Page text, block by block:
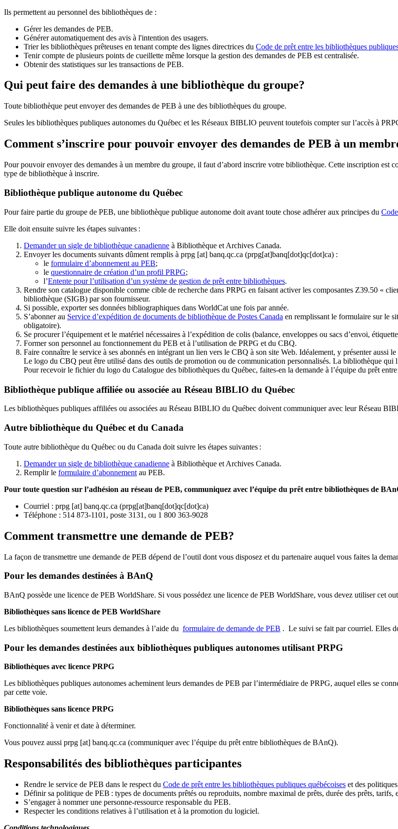
Ils permettent au personnel des bibliothèques de :
Gérer les demandes de PEB.
Générer automatiquement des avis à l'intention des usagers.
Trier les bibliothèques prêteuses en tenant compte des lignes directrices du Code de prêt entre les bibliothèques
Tenir compte de plusieurs points de cueillette même lorsque la gestion des demandes de PEB est centralisée.
Obtenir des statistiques sur les transactions de PEB.
Qui peut faire des demandes à une bibliothèque du groupe?
Toute bibliothèque peut envoyer des demandes de PEB à une des bibliothèques du groupe.
Seules les bibliothèques publiques autonomes du Québec et les Réseaux BIBLIO peuvent toutefois compter sur l’accès à
Comment s’inscrire pour pouvoir envoyer des demandes de PEB à un
Pour pouvoir envoyer des demandes à un membre du groupe, il faut d’abord inscrire votre bibliothèque. Cette inscription est
type de bibliothèque à inscrire.
Bibliothèque publique autonome du Québec
Pour faire partie du groupe de PEB, une bibliothèque publique autonome doit avant toute chose adhérer aux principes du
Elle doit ensuite suivre les étapes suivantes :
Demander un sigle de bibliothèque canadienne à Bibliothèque et Archives Canada.
Envoyer les documents suivants dûment remplis à prpg [at] banq.qc.ca (prpg[at]banq[dot]qc[dot]ca) :
le formulaire d’abonnement au PEB;
le questionnaire de création d’un profil PRPG;
l’Entente pour l’utilisation d’un système de gestion de prêt entre bibliothèques.
Rendre son catalogue disponible comme cible de recherche dans PRPG en faisant activer les composantes Z39.50 «
bibliothèque (SIGB) par son fournisseur.
Si possible, exporter ses données bibliographiques dans WorldCat une fois par année.
S’abonner au Service d’expédition de documents de bibliothèque de Postes Canada en remplissant le formulaire sur le
obligatoire).
Se procurer l’équipement et le matériel nécessaires à l’expédition de colis (balance, enveloppes ou sacs d’envoi,
Former son personnel au fonctionnement du PEB et à l’utilisation de PRPG et du CBQ.
Faire connaître le service à ses abonnés en intégrant un lien vers le CBQ à son site Web. Idéalement, y présenter aussi
Le logo du CBQ peut être utilisé dans des outils de promotion ou de communication personnalisés. La bibliothèque qui
Pour recevoir le fichier du logo du Catalogue des bibliothèques du Québec, faites-en la demande à l’équipe du prêt
Bibliothèque publique affiliée ou associée au Réseau BIBLIO du Québec
Les bibliothèques publiques affiliées ou associées au Réseau BIBLIO du Québec doivent communiquer avec leur Réseau
Autre bibliothèque du Québec et du Canada
Toute autre bibliothèque du Québec ou du Canada doit suivre les étapes suivantes :
Demander un sigle de bibliothèque canadienne à Bibliothèque et Archives Canada.
Remplir le formulaire d’abonnement au PEB.
Pour toute question sur l’adhésion au réseau de PEB, communiquez avec l’équipe du prêt entre bibliothèques de
Courriel : prpg [at] banq.qc.ca (prpg[at]banq[dot]qc[dot]ca)
Téléphone : 514 873-1101, poste 3131, ou 1 800 363-9028
Comment transmettre une demande de PEB?
La façon de transmettre une demande de PEB dépend de l’outil dont vous disposez et du partenaire auquel vous faites la
Pour les demandes destinées à BAnQ
BAnQ possède une licence de PEB WorldShare. Si vous possédez une licence de PEB WorldShare, vous devez utiliser cet
Bibliothèques sans licence de PEB WorldShare
Les bibliothèques soumettent leurs demandes à l’aide du formulaire de demande de PEB . Le suivi se fait par courriel. Elles
Pour les demandes destinées aux bibliothèques publiques autonomes utilisant PRPG
Bibliothèques avec licence PRPG
Les bibliothèques publiques autonomes acheminent leurs demandes de PEB par l’intermédiaire de PRPG, auquel elles se
par cette voie.
Bibliothèques sans licence PRPG
Fonctionnalité à venir et date à déterminer.
Vous pouvez aussi prpg [at] banq.qc.ca (communiquer avec l’équipe du prêt entre bibliothèques de BAnQ).
Responsabilités des bibliothèques participantes
Rendre le service de PEB dans le respect du Code de prêt entre les bibliothèques publiques québécoises et des
Définir sa politique de PEB : types de documents prêtés ou reproduits, nombre maximal de prêts, durée des prêts, tarifs,
S’engager à nommer une personne-ressource responsable du PEB.
Respecter les conditions relatives à l’utilisation et à la promotion du logiciel.